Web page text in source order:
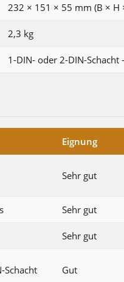
232 × 151 × 55 mm (B × H
2,3 kg
1-DIN- oder 2-DIN-
Eignung
Sehr gut
Sehr gut
Sehr gut
Schacht Gut